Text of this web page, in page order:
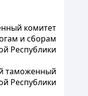
комитет
и сборам
Республики
таможенный
Республики